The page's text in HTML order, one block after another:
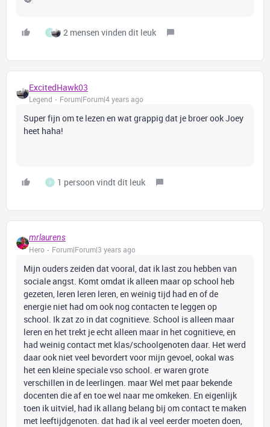
I 2 mensen vinden dit leuk
ExcitedHawk03
Legend Forum|Forum|4 years ago
Super fijn om te lezen en wat grappig dat je broer ook Joey
heet haha!
I 1 persoon vindt dit leuk
mrlaurens
Hero
Forum|Forum|3 years ago
Mijn ouders zeiden dat vooral, dat ik last zou hebben van
sociale angst. Komt omdat ik alleen maar op school heb
gezeten, leren leren leren, en weinig tijd had en of de
energie niet had om ook nog contacten te leggen op
school. Ik zat zo in dat cognitieve. School is alleen maar
leren en het trekt je echt alleen maar in het cognitieve, en
had weinig contact met klas/schoolgenoten daar. Het werd
daar ook niet veel bevordert voor mijn gevoel, ookal was
het een kleine speciale vso school. er waren grote
verschillen in de leerlingen. maar Wel met paar bekende
docenten die af en toe wel naar me omkeken. En eigenlijk
toen ik uitviel, had ik allang belang bij om contact te maken
met leeftijdgenoten. dat had ik al veel eerder moeten doen,